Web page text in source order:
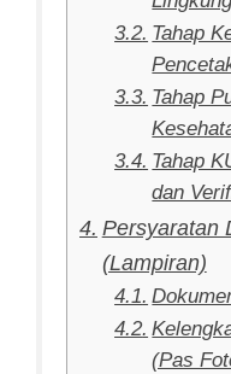
Tahap
Tahap
Tahap
dan
Persyaratan
(Lampiran)
(Pas